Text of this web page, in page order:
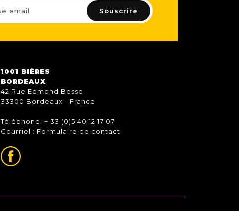
1001 BIÈRES
BORDEAUX
42 Rue Edmond Besse
33300 Bordeaux - France
Téléphone: + 33 (0)5 40 12 17 07
Courriel : Formulaire de contact